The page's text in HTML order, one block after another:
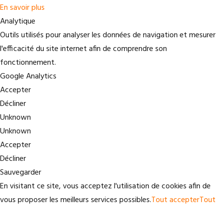
En savoir plus
Analytique
Outils utilisés pour analyser les données de navigation et mesurer
l'efficacité du site internet afin de comprendre son
fonctionnement.
Google Analytics
Accepter
Décliner
Unknown
Unknown
Accepter
Décliner
Sauvegarder
En visitant ce site, vous acceptez l'utilisation de cookies afin de
vous proposer les meilleurs services possibles.Tout accepterTout